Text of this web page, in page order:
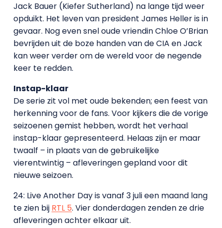
Jack Bauer (Kiefer Sutherland) na lange tijd weer
opduikt. Het leven van president James Heller is in
gevaar. Nog even snel oude vriendin Chloe O’Brian
bevrijden uit de boze handen van de CIA en Jack
kan weer verder om de wereld voor de negende
keer te redden.
Instap-klaar
De serie zit vol met oude bekenden; een feest van
herkenning voor de fans. Voor kijkers die de vorige
seizoenen gemist hebben, wordt het verhaal
instap-klaar gepresenteerd. Helaas zijn er maar
twaalf – in plaats van de gebruikelijke
vierentwintig – afleveringen gepland voor dit
nieuwe seizoen.
24: Live Another Day is vanaf 3 juli een maand lang
te zien bij RTL 5. Vier donderdagen zenden ze drie
afleveringen achter elkaar uit.